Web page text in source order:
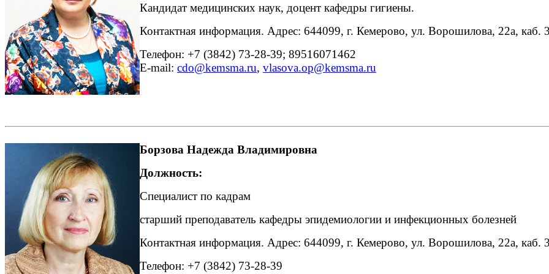
Кандидат медицинских наук, доцент кафедры гигиены.
Контактная информация. Адрес: 644099, г. Кемерово, ул. Ворошилова, 22а, каб.
Телефон: +7 (3842) 73-28-39; 89516071462
E-mail: cdo@kemsma.ru, vlasova.op@kemsma.ru
Борзова Надежда Владимировна
Должность:
Специалист по кадрам
старший преподаватель кафедры эпидемиологии и инфекционных болезней
Контактная информация. Адрес: 644099, г. Кемерово, ул. Ворошилова, 22а, каб.
Телефон: +7 (3842) 73-28-39